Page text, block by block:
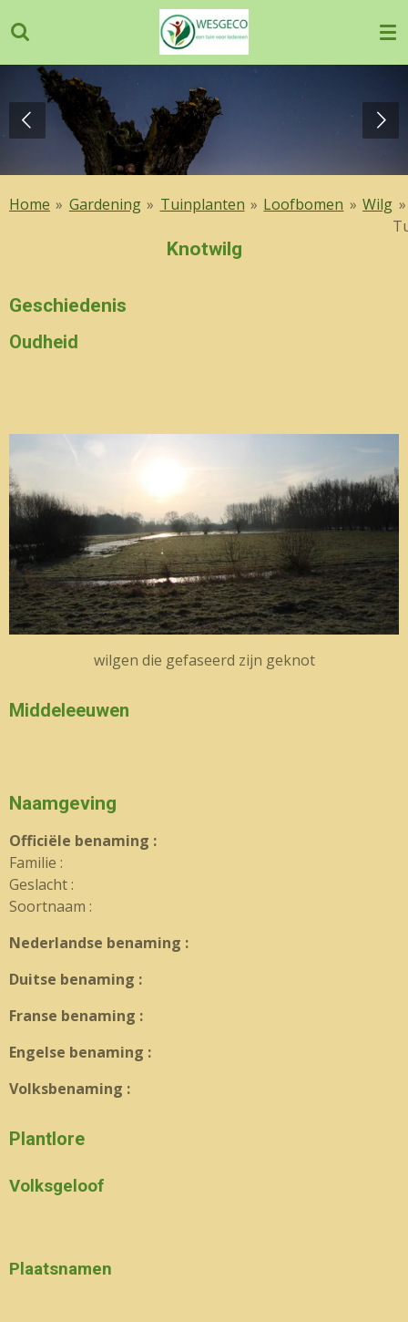
direct
naar
hoofdinhoud
Home » Gardening » Tuinplanten » Loofbomen » Wilg »
Knotwilg
Geschiedenis
Oudheid
wilgen die gefaseerd zijn geknot
Middeleeuwen
Naamgeving
Officiële benaming :
Familie :
Geslacht :
Soortnaam :
Nederlandse benaming :
Duitse benaming :
Franse benaming :
Engelse benaming :
Volksbenaming :
Plantlore
Volksgeloof
Plaatsnamen